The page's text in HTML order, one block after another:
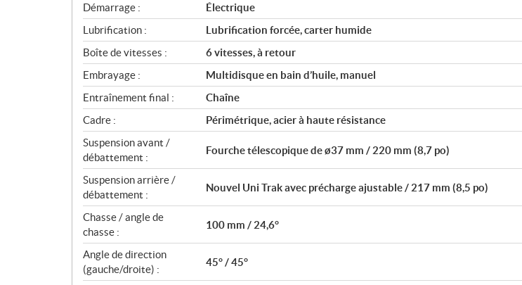
Démarrage :
Électrique
Lubrification :
Lubrification forcée, carter humide
Boîte de vitesses :
6 vitesses, à retour
Embrayage :
Multidisque en bain d’huile, manuel
Entraînement final :
Chaîne
Cadre :
Périmétrique, acier à haute résistance
Suspension avant /
débattement :
Fourche télescopique de ø37 mm / 220 mm (8,7 po)
Suspension arrière /
débattement :
Nouvel Uni Trak avec précharge ajustable / 217 mm (8,5 po)
Chasse / angle de
chasse :
100 mm / 24,6°
Angle de direction
(gauche/droite) :
45° / 45°